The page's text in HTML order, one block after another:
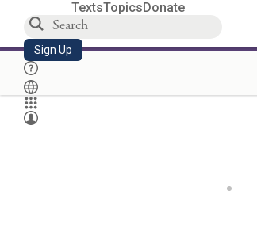
TextsTopicsDonate
Sign Up